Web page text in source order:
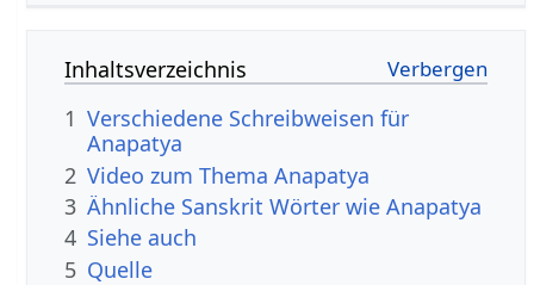
Inhaltsverzeichnis
1 Verschiedene Schreibweisen für
Anapatya
2 Video zum Thema Anapatya
3 Ähnliche Sanskrit Wörter wie Anapatya
4 Siehe auch
5 Quelle